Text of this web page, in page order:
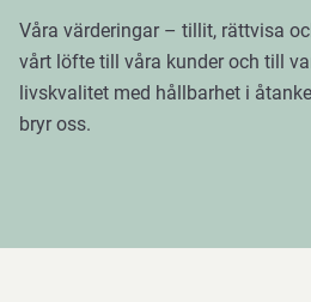
Våra värderingar – tillit, rättvisa
vårt löfte till våra kunder och till
livskvalitet med hållbarhet i
bryr oss.